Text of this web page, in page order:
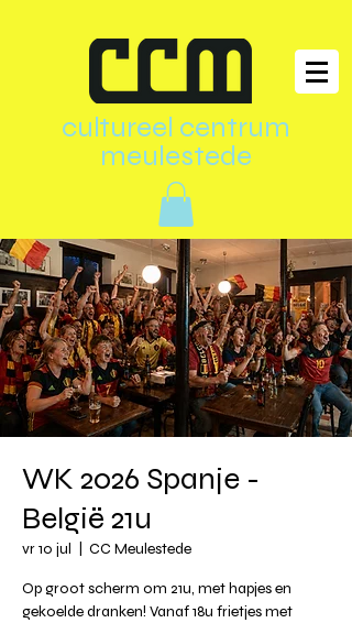
cultureel centrum
meulestede
WK 2026 Spanje -
België 21u
vr 10 jul CC Meulestede
Op groot scherm om 21u, met hapjes en
gekoelde dranken! Vanaf 18u frietjes met